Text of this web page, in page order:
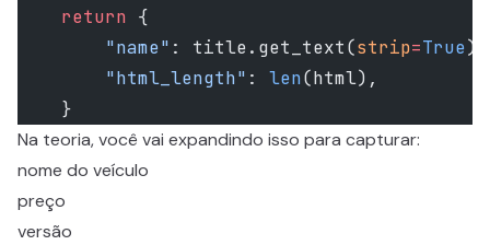
    return
{
        "name"
: title.get_text(strip=True)
        "html_length"
: len(html),
    }
Na teoria, você vai expandindo isso para capturar:
nome do veículo
preço
versão